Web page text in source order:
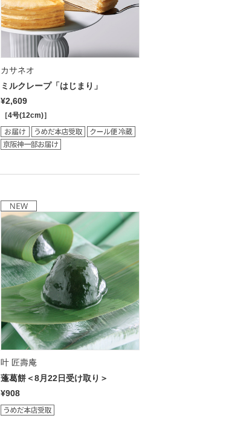
カサネオ
ミルクレープ「はじまり」
¥2,609
［4号(12cm)］
叶 匠壽庵
蓬葛餅＜8月22日受け取り＞
¥908